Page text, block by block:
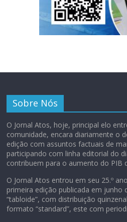
Sobre Nós
O Jornal Atos, hoje, principal elo
comunidade, encara diariamente o
edição com assuntos factuais de
participando com linha editorial do
contribuem para o aumento do PIB
O Jornal Atos entrou em seu 25.º
primeira edição publicada em junho
“tabloide”, com distribuição
formato “standard”, este com